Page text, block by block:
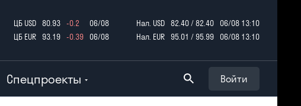
ЦБ USD 80.93 -0.2
06/08
ЦБ EUR
93.19 -0.39 06/08
Нал. USD 82.40 / 82.40
06/08 13:10
Нал. EUR
95.01 / 95.99 06/08 13:10
Спецпроекты Войти